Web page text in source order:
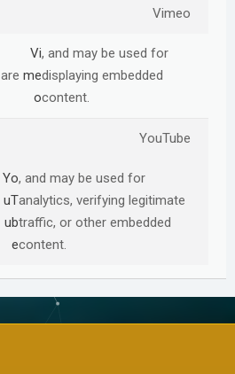
Vimeo
Vi
me
o
, and may be used for
displaying embedded
content.
YouTube
Yo
uT
ub
e
, and may be used for
analytics, verifying legitimate
traffic, or other embedded
content.